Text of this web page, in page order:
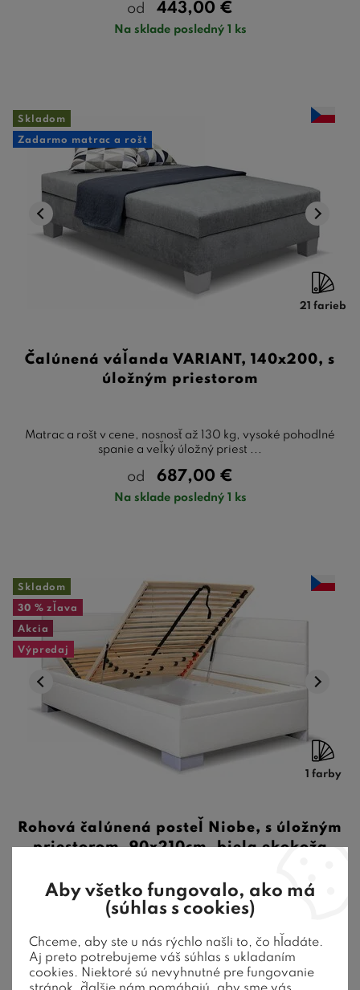
od 443,00 €
Na sklade posledný 1 ks
Skladom
Zadarmo matrac a rošt
21 farieb
Čalúnená váľanda VARIANT, 140x200, s
úložným priestorom
Matrac a rošt v cene, nosnosť až 130 kg, vysoké pohodlné
spanie a veľký úložný priest ...
od 687,00 €
Na sklade posledný 1 ks
Skladom
30 % zľava
Akcia
Výpredaj
1 farby
Rohová čalúnená posteľ Niobe, s úložným
priestorom, 90x210cm, biela ekokoža
Výklopný rošt v cene, nosnosť až 120 kg, vysoké pohodlné
spanie a priestranný úložný ...
od
446,25€
637,50€
Na sklade posledné 2 ks
Aby všetko fungovalo, ako má
(súhlas s cookies)
Chceme, aby ste u nás rýchlo našli to, čo hľadáte.
Aj preto potrebujeme váš súhlas s ukladaním
cookies. Niektoré sú nevyhnutné pre fungovanie